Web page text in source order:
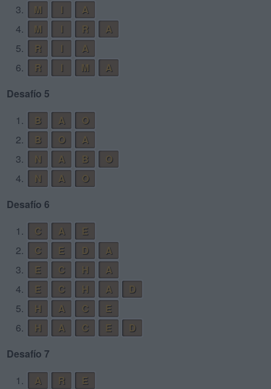
3.
M
A
4.
M R
A
5.
R
A
6.
R M
A
Desafío 5
1.
B A
O
2.
B O
A
3.
N A B
O
4.
N A
O
Desafío 6
1.
C A
E
2.
C E D
A
3.
E C H
A
4.
E C H A
D
5.
H A C
E
6.
H A C E
D
Desafío 7
1.
A R
E